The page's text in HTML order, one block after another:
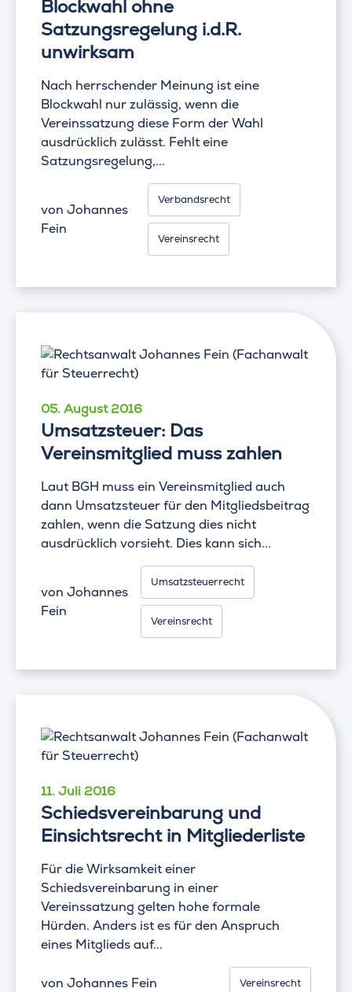
Blockwahl ohne
Satzungsregelung i.d.R.
unwirksam
Nach herrschender Meinung ist eine
Blockwahl nur zulässig, wenn die
Vereinssatzung diese Form der Wahl
ausdrücklich zulässt. Fehlt eine
Satzungsregelung,...
von Johannes
Fein
Verbandsrecht
Vereinsrecht
05. August 2016
Umsatzsteuer: Das
Vereinsmitglied muss zahlen
Laut BGH muss ein Vereinsmitglied auch
dann Umsatzsteuer für den Mitgliedsbeitrag
zahlen, wenn die Satzung dies nicht
ausdrücklich vorsieht. Dies kann sich...
von Johannes
Fein
Umsatzsteuerrecht
Vereinsrecht
11. Juli 2016
Schiedsvereinbarung und
Einsichtsrecht in Mitgliederliste
Für die Wirksamkeit einer
Schiedsvereinbarung in einer
Vereinssatzung gelten hohe formale
Hürden. Anders ist es für den Anspruch
eines Mitglieds auf...
von Johannes Fein Vereinsrecht